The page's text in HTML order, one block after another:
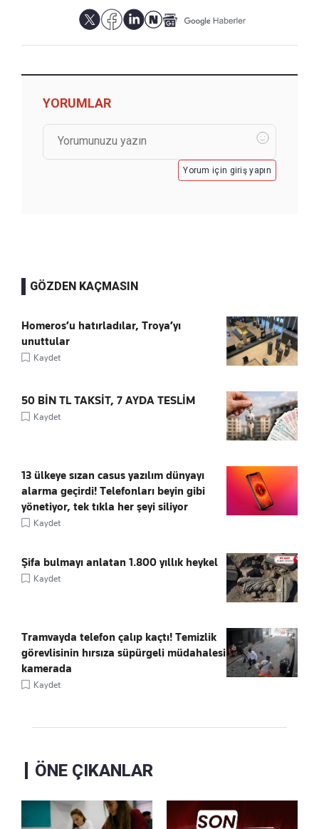
YORUMLAR
Yorum için giriş yapın
GÖZDEN KAÇMASIN
Homeros’u hatırladılar, Troya’yı
unuttular
Kaydet
50 BİN TL TAKSİT, 7 AYDA TESLİM
Kaydet
13 ülkeye sızan casus yazılım dünyayı
alarma geçirdi! Telefonları beyin gibi
yönetiyor, tek tıkla her şeyi siliyor
Kaydet
Şifa bulmayı anlatan 1.800 yıllık heykel
Kaydet
Tramvayda telefon çalıp kaçtı! Temizlik
görevlisinin hırsıza süpürgeli müdahalesi
kamerada
Kaydet
ÖNE ÇIKANLAR